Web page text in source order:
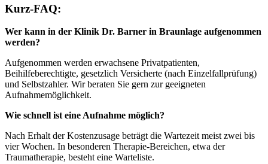
Kurz-FAQ:
Wer kann in der Klinik Dr. Barner in Braunlage aufgenommen
werden?
Aufgenommen werden erwachsene Privatpatienten,
Beihilfeberechtigte, gesetzlich Versicherte (nach Einzelfallprüfung)
und Selbstzahler. Wir beraten Sie gern zur geeigneten
Aufnahmemöglichkeit.
Wie schnell ist eine Aufnahme möglich?
Nach Erhalt der Kostenzusage beträgt die Wartezeit meist zwei bis
vier Wochen. In besonderen Therapie-Bereichen, etwa der
Traumatherapie, besteht eine Warteliste.